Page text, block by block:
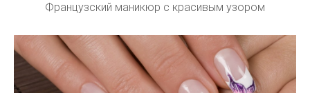
Французский маникюр с красивым узором